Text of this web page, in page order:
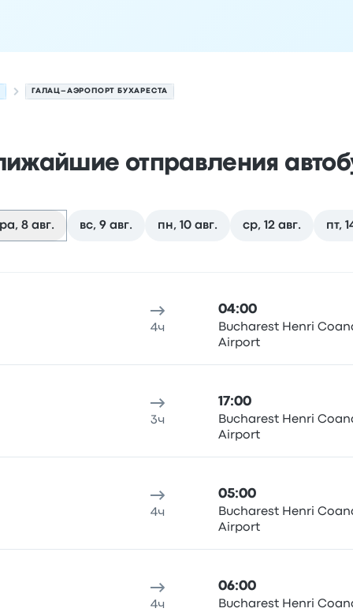
ГАЛАЦ–АЭРОПОРТ БУХАРЕСТА
отправления
8 авг. вс, 9 авг. пн, 10 авг. ср, 12 авг. пт,
4ч
04:00
Bucharest Henri
Airport
3ч
17:00
Bucharest Henri
Airport
4ч
05:00
Bucharest Henri
Airport
4ч
06:00
Bucharest Henri